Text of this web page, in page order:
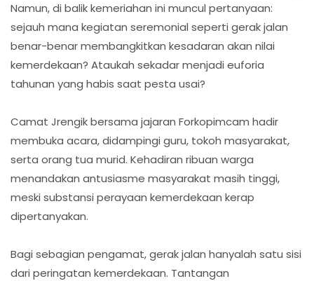
Namun, di balik kemeriahan ini muncul pertanyaan:
sejauh mana kegiatan seremonial seperti gerak jalan
benar-benar membangkitkan kesadaran akan nilai
kemerdekaan? Ataukah sekadar menjadi euforia
tahunan yang habis saat pesta usai?
Camat Jrengik bersama jajaran Forkopimcam hadir
membuka acara, didampingi guru, tokoh masyarakat,
serta orang tua murid. Kehadiran ribuan warga
menandakan antusiasme masyarakat masih tinggi,
meski substansi perayaan kemerdekaan kerap
dipertanyakan.
Bagi sebagian pengamat, gerak jalan hanyalah satu sisi
dari peringatan kemerdekaan. Tantangan